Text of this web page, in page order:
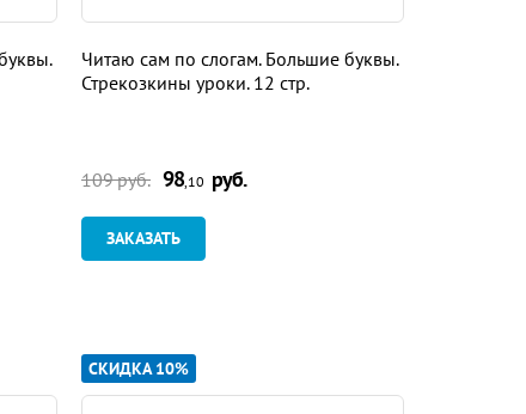
Читаю сам по слогам. Большие буквы.
Стрекозкины уроки. 12 стр.
109 руб. 98,10 руб.
ЗАКАЗАТЬ
СКИДКА 10%